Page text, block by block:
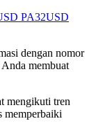
PA32USD
dengan nomor
membuat
mengikuti tren
memperbaiki